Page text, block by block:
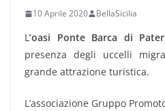
10 Aprile 2020 BellaSicilia
L’oasi Ponte Barca di
presenza degli uccelli
grande attrazione turistica.
L’associazione Gruppo